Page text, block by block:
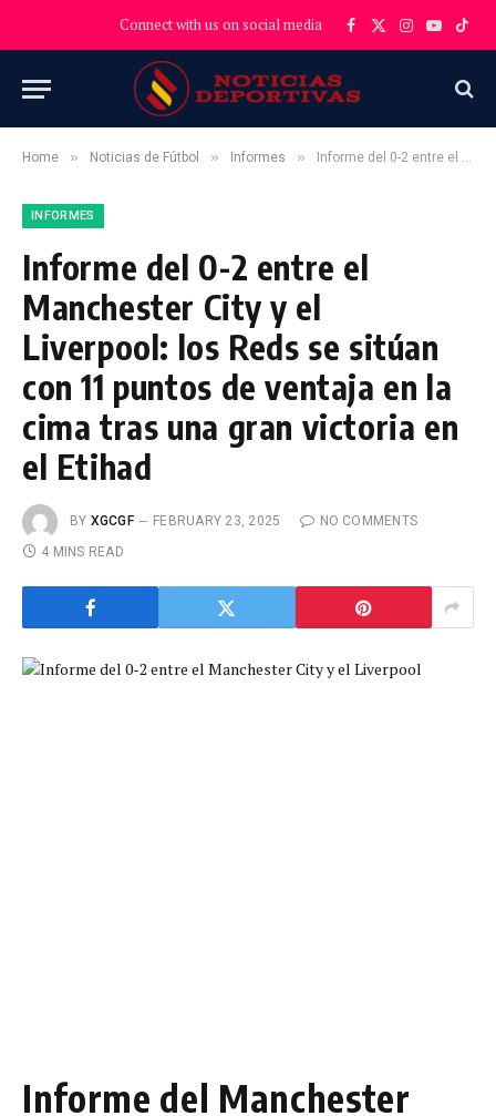
Connect with us on social media Facebook
X
Instagram
YouTube
Home » Noticias de Fútbol » Informes » Informe del 0-2 entre el Manchester City y el Liverpool: los Reds se sitúan con 11 puntos de ventaja en la cima tras una gran victoria en el Etihad
INFORMES
Informe del 0-2 entre el
Manchester City y el
Liverpool: los Reds se sitúan
con 11 puntos de ventaja en la
cima tras una gran victoria en
el Etihad
BY XGCGF FEBRUARY 23, 2025
NO COMMENTS
4 MINS READ
Informe del Manchester